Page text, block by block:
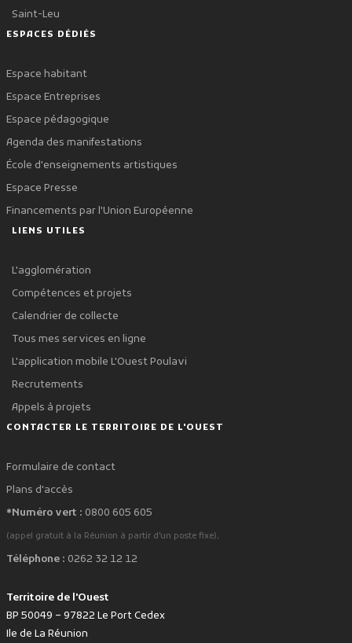
Saint-Leu
ESPACES DÉDIÉS
Espace habitant
Espace Entreprises
Espace pédagogique
Agenda des manifestations
École d'enseignements artistiques
Espace Presse
Financements par l'Union Européenne
LIENS UTILES
L'agglomération
Compétences et projets
Calendrier de collecte
Tous mes services en ligne
L'application mobile L'Ouest Poulavi
Recrutements
Appels à projets
CONTACTER LE TERRITOIRE DE L'OUEST
Formulaire de contact
Plans d'accès
*Numéro vert : 0800 605 605
(appel gratuit à la Réunion à partir d'un poste fixe).
Téléphone : 0262 32 12 12
Territoire de l'Ouest
BP 50049 – 97822 Le Port Cedex
Ile de La Réunion